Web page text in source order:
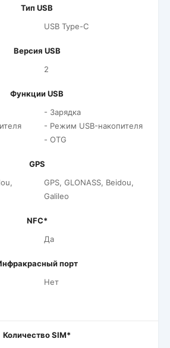
Тип USB
USB Type-C
Версия USB
2
Функции USB
- Зарядка
- Режим USB-накопителя
- OTG
GPS
GPS, GLONASS, Beidou,
Galileo
NFC*
Да
порт
Нет
Количество SIM*